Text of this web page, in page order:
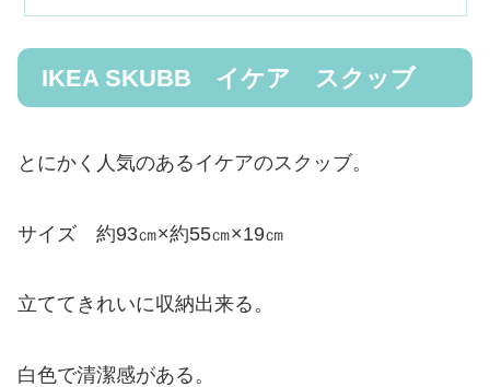
IKEA SKUBB イケア スクッブ
とにかく人気のあるイケアのスクッブ。
サイズ 約93㎝×約55㎝×19㎝
立ててきれいに収納出来る。
白色で清潔感がある。